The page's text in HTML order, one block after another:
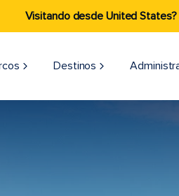
Visitando desde United States?
Destinos